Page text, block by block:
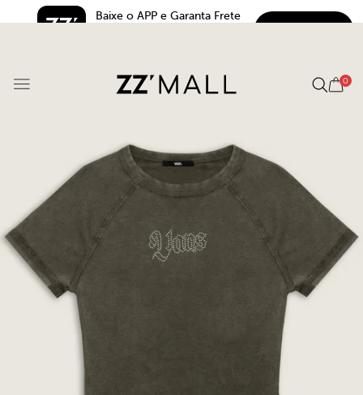
Baixe o APP e Garanta Frete
0